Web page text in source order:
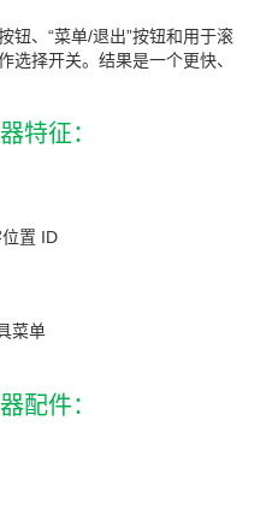
钮、“菜单/退出”按钮和用于滚
选择开关。结果是一个更快、
特征：
置 ID
菜单
配件：